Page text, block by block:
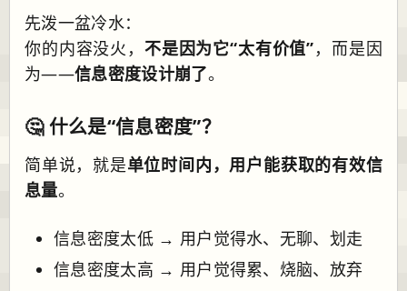
先泼一盆冷水：
你的内容没火， 不是因为它“太有价值”，而是因
为——信息密度设计崩了。
🤔 什么是“信息密度”？
简单说，就是单位时间内，用户能获取的有效信
息量。
信息密度太低 → 用户觉得水、无聊、划走
信息密度太高 → 用户觉得累、烧脑、放弃